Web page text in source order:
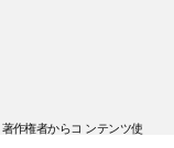
作権者からコ ンテンツ使